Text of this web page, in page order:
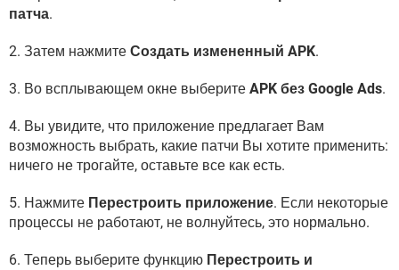
патча.
2. Затем нажмите Создать измененный APK.
3. Во всплывающем окне выберите APK без Google Ads.
4. Вы увидите, что приложение предлагает Вам
возможность выбрать, какие патчи Вы хотите применить:
ничего не трогайте, оставьте все как есть.
5. Нажмите Перестроить приложение. Если некоторые
процессы не работают, не волнуйтесь, это нормально.
6. Теперь выберите функцию Перестроить и